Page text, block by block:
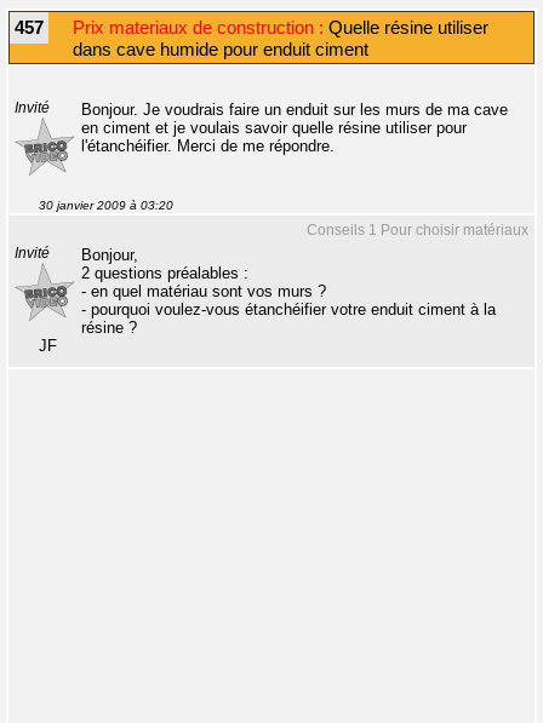
457 Prix materiaux de construction : Quelle résine utiliser
dans cave humide pour enduit ciment
Invité
Bonjour. Je voudrais faire un enduit sur les murs de ma cave
en ciment et je voulais savoir quelle résine utiliser pour
l'étanchéifier. Merci de me répondre.
30 janvier 2009 à 03:20
Conseils 1 Pour choisir matériaux
Invité
Bonjour,
2 questions préalables :
- en quel matériau sont vos murs ?
- pourquoi voulez-vous étanchéifier votre enduit ciment à la
résine ?
JF